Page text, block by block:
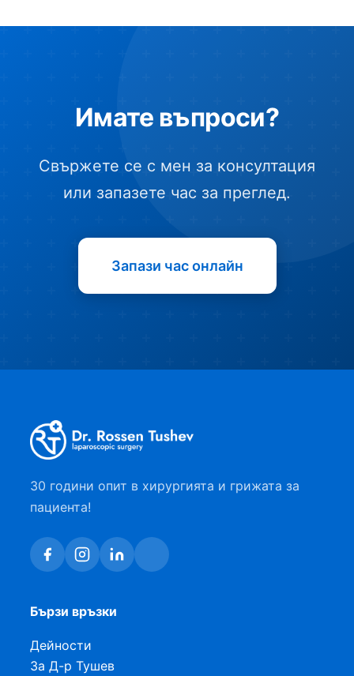
Имате въпроси?
Свържете се с мен за консултация
или запазете час за преглед.
Запази час онлайн
30 години опит в хирургията и грижата за
пациента!
Бързи връзки
Дейности
За Д-р Тушев